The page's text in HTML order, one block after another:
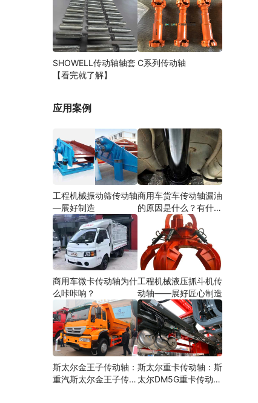
SHOWELL传动轴轴套
【看完就了解】
C系列传动轴
应用案例
工程机械振动筛传动轴
—展好制造
商用车货车传动轴漏油
的原因是什么？有什么
商用车微卡传动轴为什
么咔咔响？
工程机械液压抓斗机传
动轴——展好匠心制造
斯太尔金王子传动轴：
重汽斯太尔金王子传动
斯太尔重卡传动轴：斯
太尔DM5G重卡传动轴